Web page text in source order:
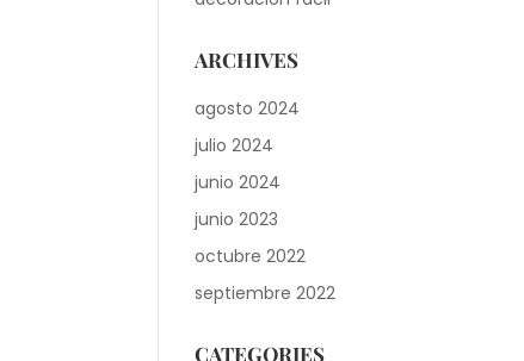
ARCHIVES
agosto 2024
julio 2024
junio 2024
junio 2023
octubre 2022
septiembre 2022
CATEGORIES